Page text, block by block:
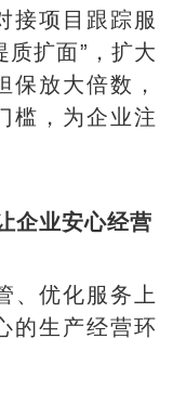
接项目跟踪服
质扩面”，扩大
保放大倍数，
槛，为企业注
企业安心经营
、优化服务上
的生产经营环